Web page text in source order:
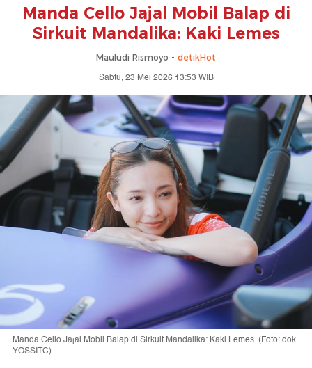
Manda Cello Jajal Mobil Balap di
Sirkuit Mandalika: Kaki Lemes
Mauludi Rismoyo - detikHot
Sabtu, 23 Mei 2026 13:53 WIB
Manda Cello Jajal Mobil Balap di Sirkuit Mandalika: Kaki Lemes. (Foto: dok
YOSSITC)